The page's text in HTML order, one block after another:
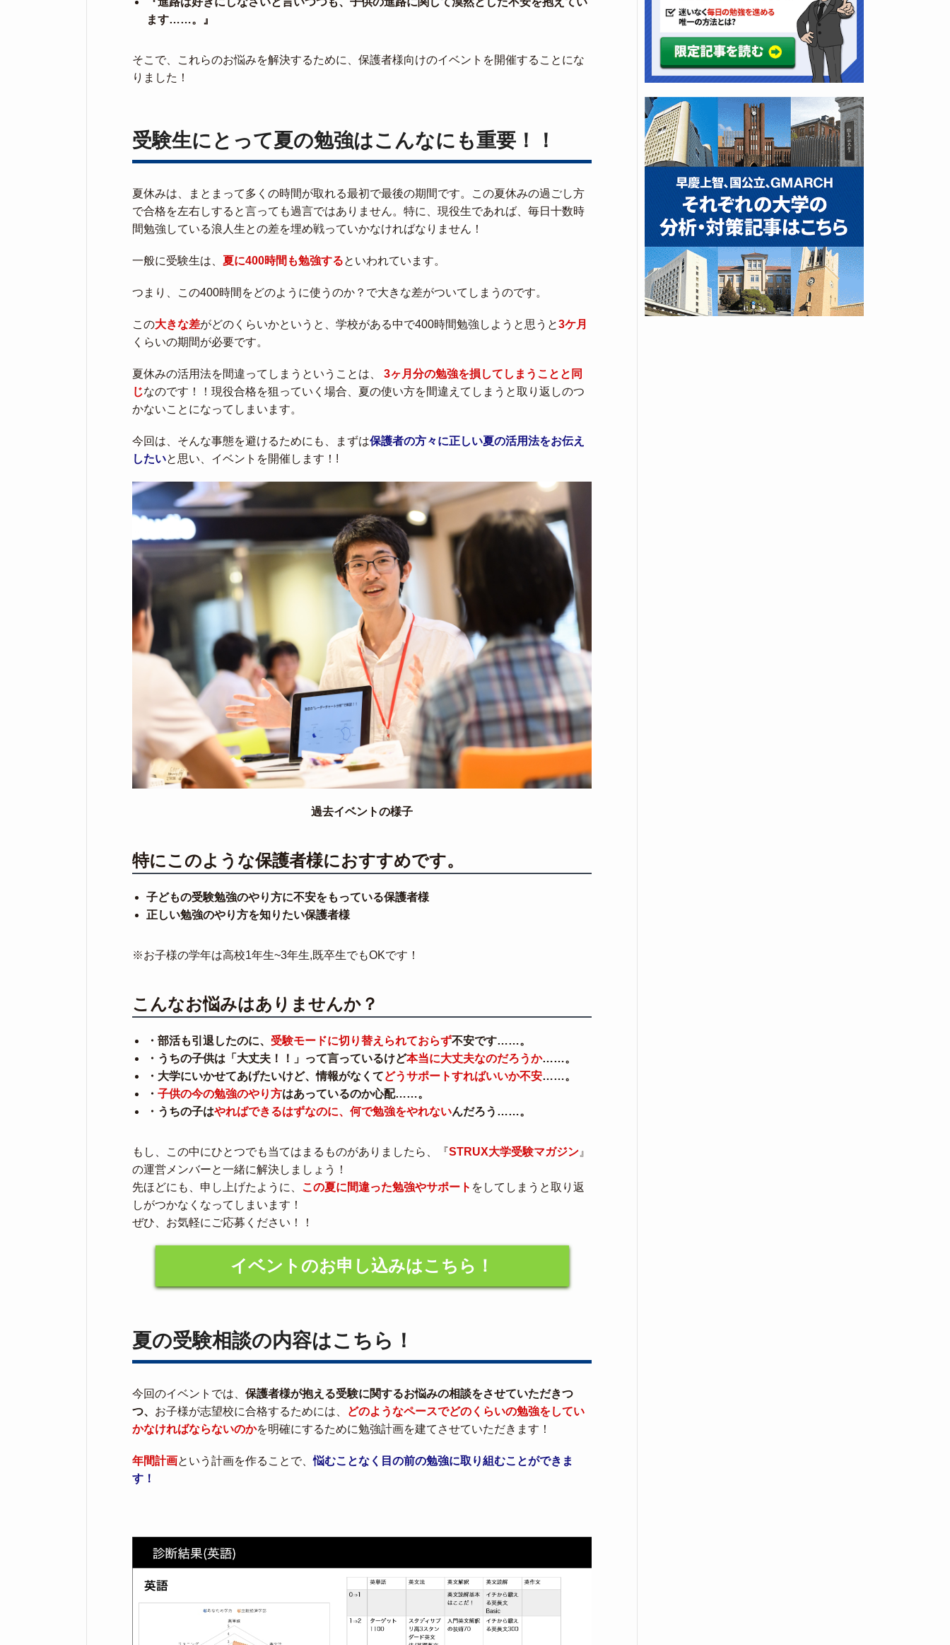
ます……。』
そこで、これらのお悩みを解決するために、保護者様向けのイベントを開催することにな
りました！
受験生にとって夏の勉強はこんなにも重要！！
夏休みは、まとまって多くの時間が取れる最初で最後の期間です。この夏休みの過ごし方
で合格を左右しすると言っても過言ではありません。特に、現役生であれば、毎日十数時
間勉強している浪人生との差を埋め戦っていかなければなりません！
一般に受験生は、 夏に400時間も勉強するといわれています。
つまり、この400時間をどのように使うのか？で大きな差がついてしまうのです。
この大きな差がどのくらいかというと、学校がある中で400時間勉強しようと思うと3ケ月
くらいの期間が必要です。
夏休みの活用法を間違ってしまうということは、
3ヶ月分の勉強を損してしまうことと同
じなのです！！現役合格を狙っていく場合、夏の使い方を間違えてしまうと取り返しのつ
かないことになってしまいます。
今回は、そんな事態を避けるためにも、まずは保護者の方々に正しい夏の活用法をお伝え
したいと思い、イベントを開催します！!
過去イベントの様子
特にこのような保護者様におすすめです。
子どもの受験勉強のやり方に不安をもっている保護者様
正しい勉強のやり方を知りたい保護者様
※お子様の学年は高校1年生~3年生,既卒生でもOKです！
こんなお悩みはありませんか？
・部活も引退したのに、 受験モードに切り替えられておらず不安です……。
・うちの子供は「大丈夫！！」って言っているけど本当に大丈夫なのだろうか……。
・大学にいかせてあげたいけど、情報がなくてどうサポートすればいいか不安……。
・ 子供の今の勉強のやり方はあっているのか心配……。
・うちの子はやればできるはずなのに、何で勉強をやれないんだろう……。
もし、この中にひとつでも当てはまるものがありましたら、『STRUX大学受験マガジン 』
の運営メンバーと一緒に解決しましょう！
先ほどにも、申し上げたように、
この夏に間違った勉強やサポート をしてしまうと取り返
しがつかなくなってしまいます！
ぜひ、お気軽にご応募ください！！
イベントのお申し込みはこちら！
夏の受験相談の内容はこちら！
今回のイベントでは、 保護者様が抱える受験に関するお悩みの相談をさせていただきつ
つ、 お子様が志望校に合格するためには、
どのようなペースでどのくらいの勉強をしてい
かなければならないのかを明確にするために勉強計画を建てさせていただきます！
年間計画という計画を作ることで、悩むことなく目の前の勉強に取り組むことができま
す！